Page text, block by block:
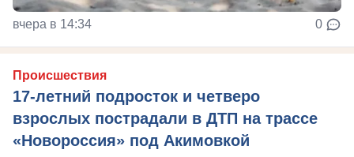
вчера в 14:34 0
Происшествия
17-летний подросток и четверо
взрослых пострадали в ДТП на трассе
«Новороссия» под Акимовкой